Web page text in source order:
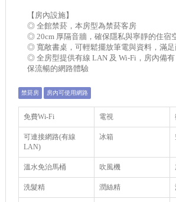
【房內設施】
◎ 全館禁菸，本房型為禁菸客房
◎ 20cm 厚隔音牆，確保隱私與寧靜的住宿
◎ 寬敞書桌，可輕鬆擺放筆電與資料，滿
◎ 全房型提供有線 LAN 及 Wi-Fi，房內備
保流暢的網路體驗
禁菸房 房內可使用網路
免費Wi-Fi 電視
可連接網路(有線
LAN)
冰箱
溫水免治馬桶 吹風機
洗髮精 潤絲精